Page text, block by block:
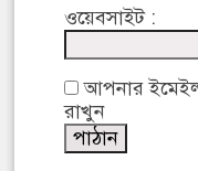
ওয়েবসাইট :
আপনার
রাখুন